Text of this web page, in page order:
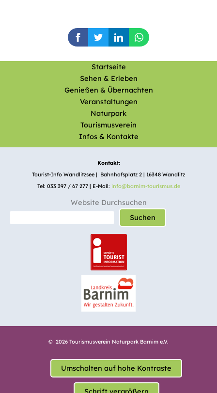
Startseite
Sehen & Erleben
Genießen & Übernachten
Veranstaltungen
Naturpark
Tourismusverein
Infos & Kontakte
Kontakt:
Tourist-Info Wandlitzsee | Bahnhofsplatz 2 | 16348 Wandlitz
Tel: 033 397 / 67 277 | E-Mail: info@barnim-tourismus.de
Website Durchsuchen
Suchen
© 2026 Tourismusverein Naturpark Barnim e.V.
Umschalten auf hohe Kontraste